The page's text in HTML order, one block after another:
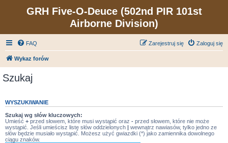
GRH Five-O-Deuce (502nd PIR 101st
Airborne Division)
FAQ Zaloguj się
Zarejestruj się
Wykaz forów
Szukaj
WYSZUKIWANIE
Szukaj wg słów kluczowych:
Umieść + przed słowem, które musi wystąpić oraz - przed słowem, które nie może
wystąpić. Jeśli umieścisz listę słów oddzielonych | wewnątrz nawiasów, tylko jedno ze
słów będzie musiało wystąpić. Możesz użyć gwiazdki (*) jako zamiennika dowolnego
ciągu znaków.